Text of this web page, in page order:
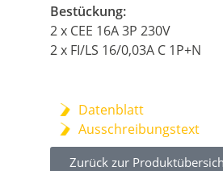
Bestückung:
2 x CEE 16A 3P 230V
2 x FI/LS 16/0,03A C 1P+N
Datenblatt
Ausschreibungstext
Zurück zur